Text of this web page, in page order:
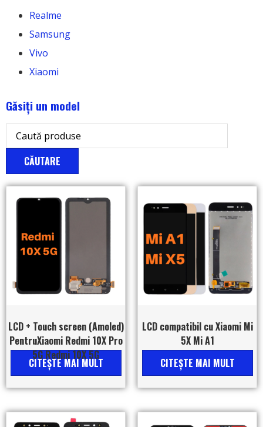
Realme
Samsung
Vivo
Xiaomi
Găsiți un model
CĂUTARE
LCD + Touch screen (Amoled)
PentruXiaomi Redmi 10X Pro
5G Redmi 10X 5G
CITEŞTE MAI MULT
LCD compatibil cu Xiaomi Mi
5X Mi A1
CITEŞTE MAI MULT